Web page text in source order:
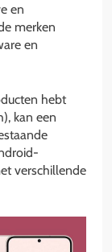
en
merken
en
hebt
kan een
verschillende